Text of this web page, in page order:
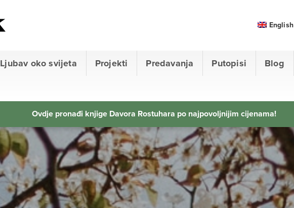
Ljubav oko svijeta Projekti Predavanja Putopisi Blog
English
Ovdje pronađi knjige Davora Rostuhara po najpovoljnijim cijenama!